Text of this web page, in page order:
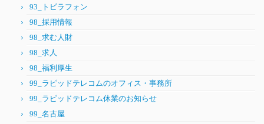
93_トビラフォン
98_採用情報
98_求む人財
98_求人
98_福利厚生
99_ラピッドテレコムのオフィス・事務所
99_ラピッドテレコム休業のお知らせ
99_名古屋